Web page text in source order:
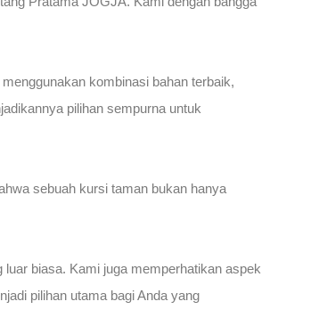
kombinasi bahan terbaik,
pilihan sempurna untuk
sebuah kursi taman bukan hanya
biasa. Kami juga memperhatikan aspek
pilihan utama bagi Anda yang